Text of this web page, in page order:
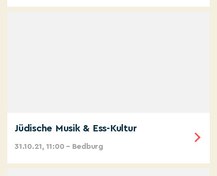
Jüdische Musik & Ess-Kultur
31.10.21, 11:00 – Bedburg